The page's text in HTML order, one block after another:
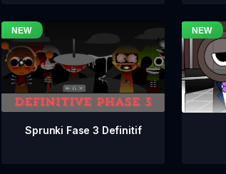
Sprunki Fase 3 Definitif